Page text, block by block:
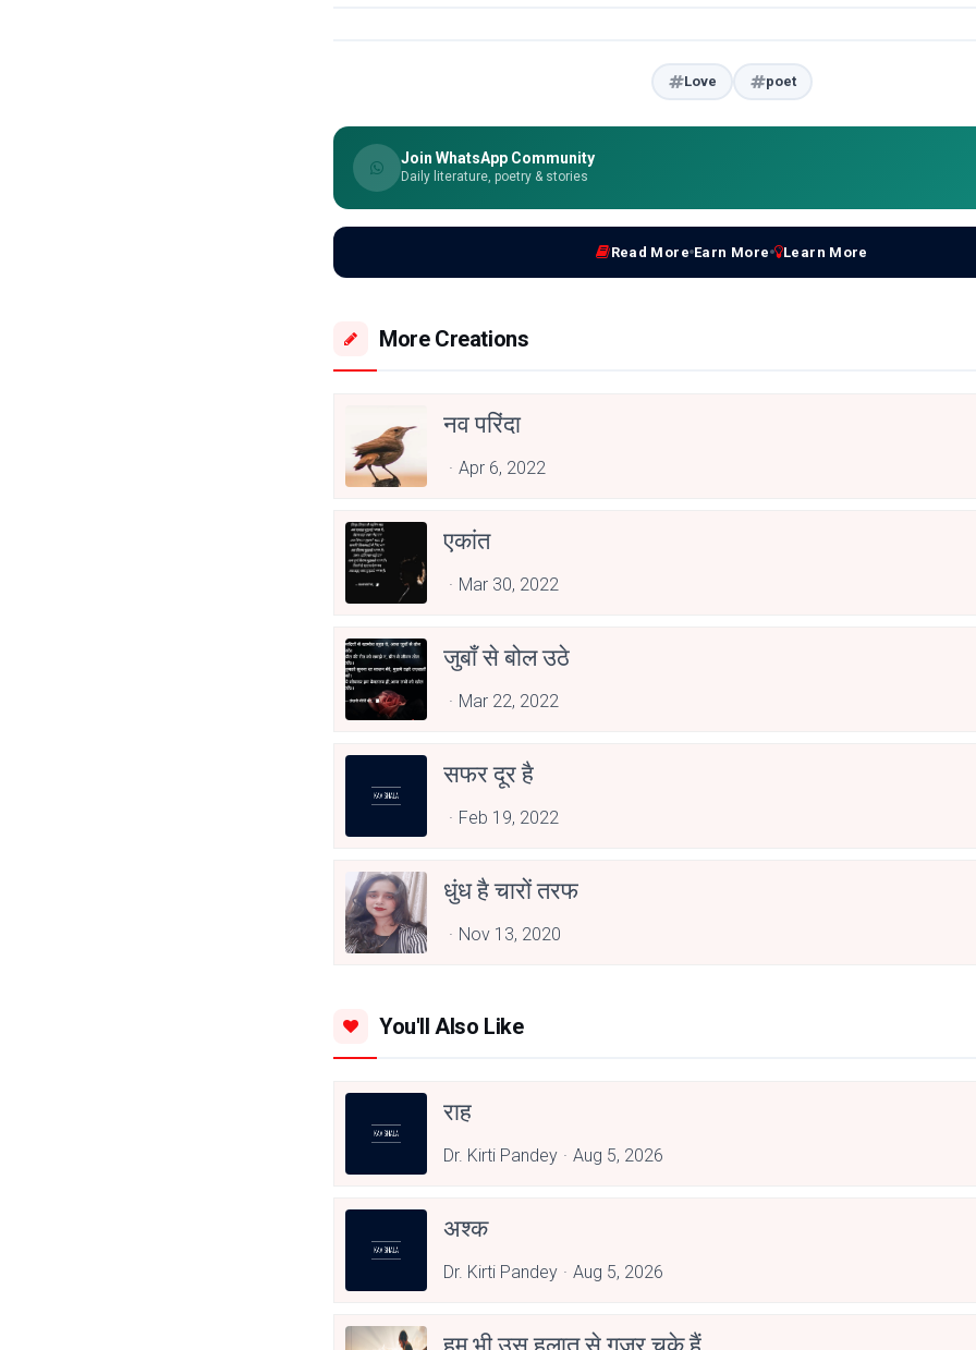
Love poet
Join WhatsApp Community
Daily literature, poetry & stories
Read More Earn More Learn More
More Creations
नव परिंदा
Apr 6, 2022
एकांत
Mar 30, 2022
जुबाँ से बोल उठे
Mar 22, 2022
सफर दूर है
Feb 19, 2022
धुंध है चारों तरफ
Nov 13, 2020
You'll Also Like
राह
Dr. Kirti Pandey Aug 5, 2026
अश्क
Dr. Kirti Pandey Aug 5, 2026